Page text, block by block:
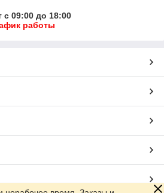
с 09:00 до 18:00
работы